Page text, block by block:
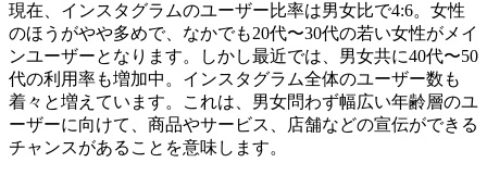
現在、インスタグラムのユーザー比率は男女比で4:6。女性
のほうがやや多めで、なかでも20代〜30代の若い女性がメイ
ンユーザーとなります。しかし最近では、男女共に40代〜50
代の利用率も増加中。インスタグラム全体のユーザー数も
着々と増えています。これは、男女問わず幅広い年齢層のユ
ーザーに向けて、商品やサービス、店舗などの宣伝ができる
チャンスがあることを意味します。